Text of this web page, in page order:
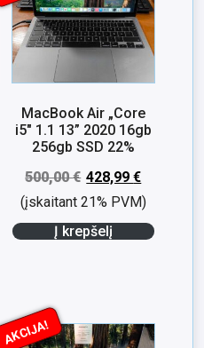
MacBook Air „Core
i5″ 1.1 13” 2020 16gb
256gb SSD 22%
500,00€ 428,99€
(įskaitant 21% PVM)
Į krepšelį
AKCIJA!